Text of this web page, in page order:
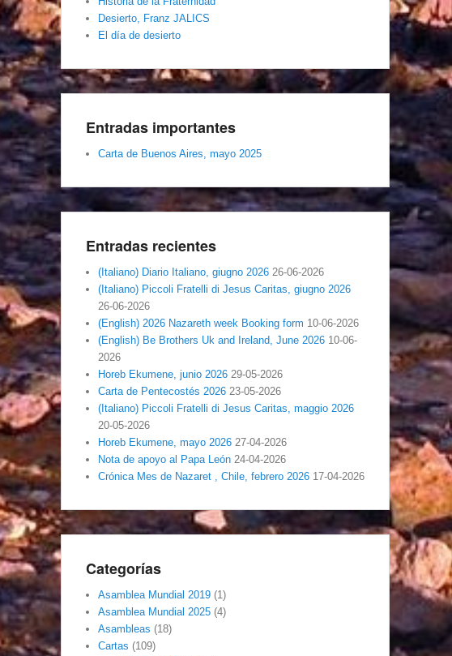
Desierto, Franz JALICS
El día de desierto
Entradas importantes
Carta de Buenos Aires, mayo 2025
Entradas recientes
(Italiano) Diario Italiano, giugno 2026 26-06-2026
(Italiano) Piccoli Fratelli di Jesus Caritas, giugno 2026
26-06-2026
(English) 2026 Nazareth week Booking form 10-06-2026
(English) Be Brothers Uk and Ireland, June 2026 10-06-
2026
Horeb Ekumene, junio 2026 29-05-2026
Carta de Pentecostés 2026 23-05-2026
(Italiano) Piccoli Fratelli di Jesus Caritas, maggio 2026
20-05-2026
Horeb Ekumene, mayo 2026 27-04-2026
Nota de apoyo al Papa León 24-04-2026
Crónica Mes de Nazaret , Chile, febrero 2026 17-04-2026
Categorías
Asamblea Mundial 2019 (1)
Asamblea Mundial 2025 (4)
Asambleas (18)
Cartas (109)